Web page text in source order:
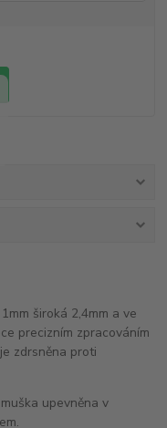
široká 2,4mm a ve
precizním zpracováním
zdrsněna proti
upevněna v